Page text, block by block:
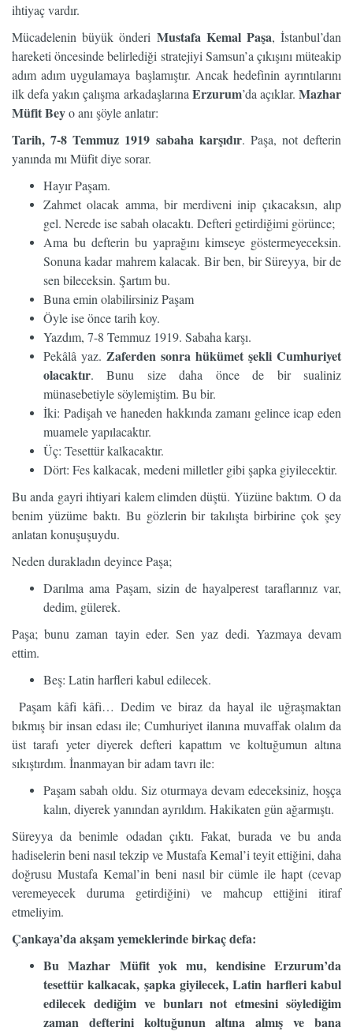
ihtiyaç vardır.
Mücadelenin büyük önderi Mustafa Kemal Paşa, İstanbul’dan
hareketi öncesinde belirlediği stratejiyi Samsun’a çıkışını müteakip
adım adım uygulamaya başlamıştır. Ancak hedefinin ayrıntılarını
ilk defa yakın çalışma arkadaşlarına Erzurum’da açıklar.Mazhar
Müfit Beyo anı şöyle anlatır:
Tarih, 7-8 Temmuz 1919 sabaha karşıdır. Paşa, not defterin
yanında mı Müfit diye sorar.
Hayır Paşam.
Zahmet olacak amma, bir merdiveni inip çıkacaksın, alıp
gel. Nerede ise sabah olacaktı. Defteri getirdiğimi görünce;
Ama bu defterin bu yaprağını kimseye göstermeyeceksin.
Sonuna kadar mahrem kalacak. Bir ben, bir Süreyya, bir de
sen bileceksin. Şartım bu.
Buna emin olabilirsiniz Paşam
Öyle ise önce tarih koy.
Yazdım, 7-8 Temmuz 1919. Sabaha karşı.
Pekâlâ yaz. Zaferden sonra hükümet şekli Cumhuriyet
olacaktır. Bunu size daha önce de bir sualiniz
münasebetiyle söylemiştim. Bu bir.
İki: Padişah ve haneden hakkında zamanı gelince icap eden
muamele yapılacaktır.
Üç: Tesettür kalkacaktır.
Dört: Fes kalkacak, medeni milletler gibi şapka giyilecektir.
Bu anda gayri ihtiyari kalem elimden düştü. Yüzüne baktım. O da
benim yüzüme baktı. Bu gözlerin bir takılışta birbirine çok şey
anlatan konuşuşuydu.
Neden durakladın deyince Paşa;
Darılma ama Paşam, sizin de hayalperest taraflarınız var,
dedim, gülerek.
Paşa; bunu zaman tayin eder. Sen yaz dedi. Yazmaya devam
ettim.
Beş: Latin harfleri kabul edilecek.
Paşam kâfi kâfi… Dedim ve biraz da hayal ile uğraşmaktan
bıkmış bir insan edası ile; Cumhuriyet ilanına muvaffak olalım da
üst tarafı yeter diyerek defteri kapattım ve koltuğumun altına
sıkıştırdım. İnanmayan bir adam tavrı ile:
Paşam sabah oldu. Siz oturmaya devam edeceksiniz, hoşça
kalın, diyerek yanından ayrıldım. Hakikaten gün ağarmıştı.
Süreyya da benimle odadan çıktı. Fakat, burada ve bu anda
hadiselerin beni nasıl tekzip ve Mustafa Kemal’i teyit ettiğini, daha
doğrusu Mustafa Kemal’in beni nasıl bir cümle ile hapt (cevap
veremeyecek duruma getirdiğini) ve mahcup ettiğini itiraf
etmeliyim.
Çankaya’da akşam yemeklerinde birkaç defa:
Bu Mazhar Müfit yok mu, kendisine Erzurum’da
tesettür kalkacak, şapka giyilecek, Latin harfleri kabul
edilecek dediğim ve bunları not etmesini söylediğim
zaman defterini koltuğunun altına almış ve bana